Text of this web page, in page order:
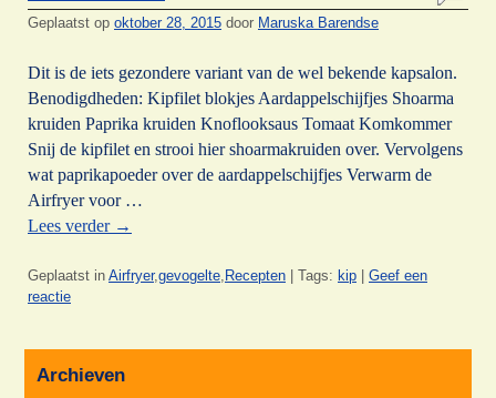
Geplaatst op oktober 28, 2015 door Maruska Barendse
Dit is de iets gezondere variant van de wel bekende kapsalon.
Benodigdheden: Kipfilet blokjes Aardappelschijfjes Shoarma
kruiden Paprika kruiden Knoflooksaus Tomaat Komkommer
Snij de kipfilet en strooi hier shoarmakruiden over. Vervolgens
wat paprikapoeder over de aardappelschijfjes Verwarm de
Airfryer voor …
Lees verder →
Geplaatst in Airfryer,gevogelte, Recepten Tags: kip
Geef een
reactie
Archieven